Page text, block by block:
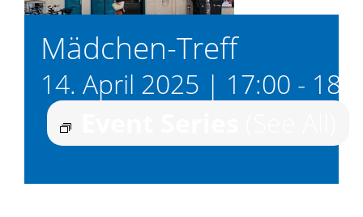
Mädchen-Treff
14. April 2025 | 17:00 -